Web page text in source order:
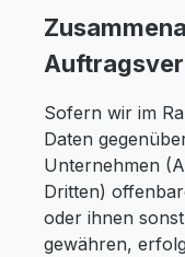
Sofern wir im
Daten
Unternehmen
Dritten)
oder ihnen
gewähren,